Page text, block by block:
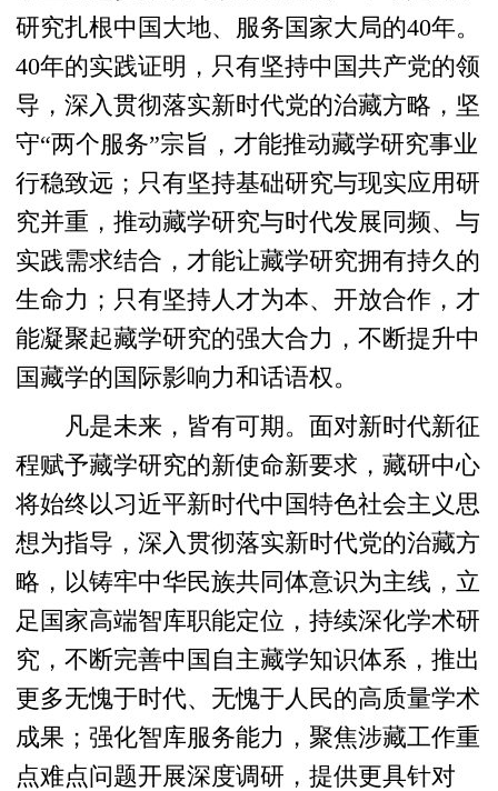
研究扎根中国大地、服务国家大局的40年。
40年的实践证明，只有坚持中国共产党的领
导，深入贯彻落实新时代党的治藏方略，坚
守“两个服务”宗旨，才能推动藏学研究事业
行稳致远；只有坚持基础研究与现实应用研
究并重，推动藏学研究与时代发展同频、与
实践需求结合，才能让藏学研究拥有持久的
生命力；只有坚持人才为本、开放合作，才
能凝聚起藏学研究的强大合力，不断提升中
国藏学的国际影响力和话语权。
凡是未来，皆有可期。面对新时代新征
程赋予藏学研究的新使命新要求，藏研中心
将始终以习近平新时代中国特色社会主义思
想为指导，深入贯彻落实新时代党的治藏方
略，以铸牢中华民族共同体意识为主线，立
足国家高端智库职能定位，持续深化学术研
究，不断完善中国自主藏学知识体系，推出
更多无愧于时代、无愧于人民的高质量学术
成果；强化智库服务能力，聚焦涉藏工作重
点难点问题开展深度调研，提供更具针对